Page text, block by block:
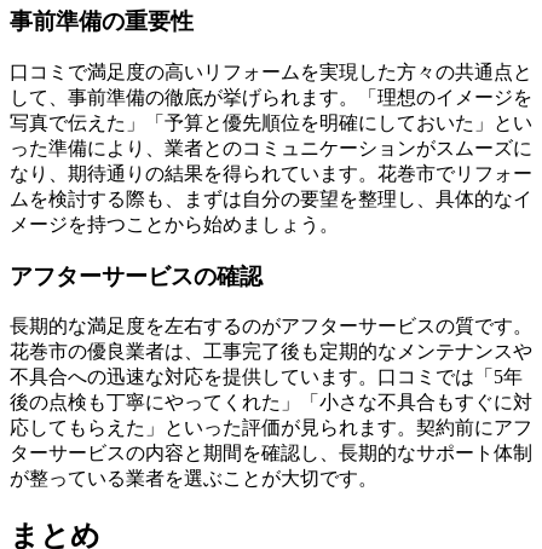
事前準備の重要性
口コミで満足度の高いリフォームを実現した方々の共通点と
して、事前準備の徹底が挙げられます。「理想のイメージを
写真で伝えた」「予算と優先順位を明確にしておいた」とい
った準備により、業者とのコミュニケーションがスムーズに
なり、期待通りの結果を得られています。花巻市でリフォー
ムを検討する際も、まずは自分の要望を整理し、具体的なイ
メージを持つことから始めましょう。
アフターサービスの確認
長期的な満足度を左右するのがアフターサービスの質です。
花巻市の優良業者は、工事完了後も定期的なメンテナンスや
不具合への迅速な対応を提供しています。口コミでは「5年
後の点検も丁寧にやってくれた」「小さな不具合もすぐに対
応してもらえた」といった評価が見られます。契約前にアフ
ターサービスの内容と期間を確認し、長期的なサポート体制
が整っている業者を選ぶことが大切です。
まとめ